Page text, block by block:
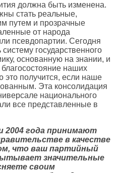
должна быть изменена.
стать реальные,
путем и прозрачные
от народа
псевдопартии. Сегодня
государственного
основанную на знании, и
наших
это получится, если наше
Эта консолидация
национального
все представленные в
2004 года принимают
в качестве
что ваш партийный
значительные
своим